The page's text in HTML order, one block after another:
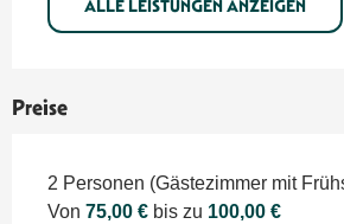
ALLE LEISTUNGEN ANZEIGEN
Preise
2 Personen (Gästezimmer mit
Von 75,00 € bis zu 100,00 €